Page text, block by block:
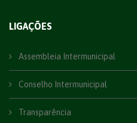
LIGAÇÕES
Assembleia Intermunicipal
Conselho Intermunicipal
Transparência